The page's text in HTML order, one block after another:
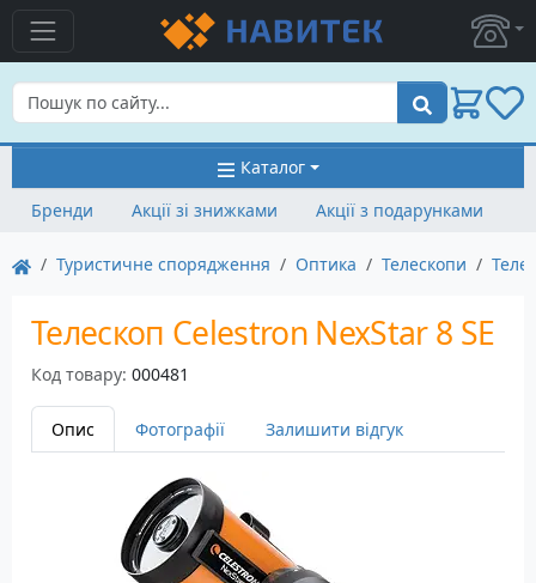
Пошук
Каталог
Бренди
Акції зі знижками Акції з подарунками
Туристичне спорядження Оптика Телескопи
Телескоп Celestron NexStar 8 SE
Код товару: 000481
Опис Фотографії Залишити відгук